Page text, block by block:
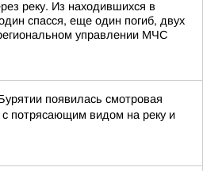
реку. Из находившихся в
спасся, еще один погиб, двух
управлении МЧС
появилась смотровая
потрясающим видом на реку и